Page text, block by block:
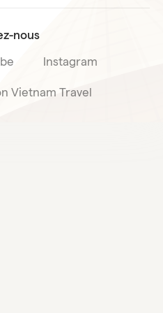
nous
Instagram
Vietnam Travel